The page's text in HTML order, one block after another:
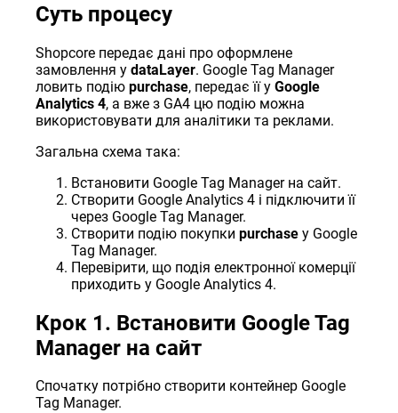
Суть процесу
Shopcore передає дані про оформлене
замовлення уdataLayer. Google Tag Manager
ловить подіюpurchase, передає її уGoogle
Analytics 4, а вже з GA4 цю подію можна
використовувати для аналітики та реклами.
Загальна схема така:
Встановити Google Tag Manager на сайт.
Створити Google Analytics 4 і підключити її
через Google Tag Manager.
Створити подію покупкиpurchase у Google
Tag Manager.
Перевірити, що подія електронної комерції
приходить у Google Analytics 4.
Крок 1. Встановити Google Tag
Manager на сайт
Спочатку потрібно створити контейнер Google
Tag Manager.